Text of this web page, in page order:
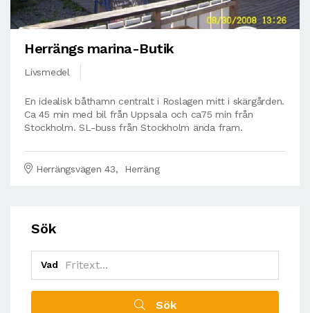
Sök
Vad
Sök
Herrängs marina-Butik
Livsmedel
En idealisk båthamn centralt i Roslagen mitt i skärgården.
Ca 45 min med bil från Uppsala och ca75 min från
Stockholm. SL-buss från Stockholm ända fram.
Herrängsvägen 43, Herräng